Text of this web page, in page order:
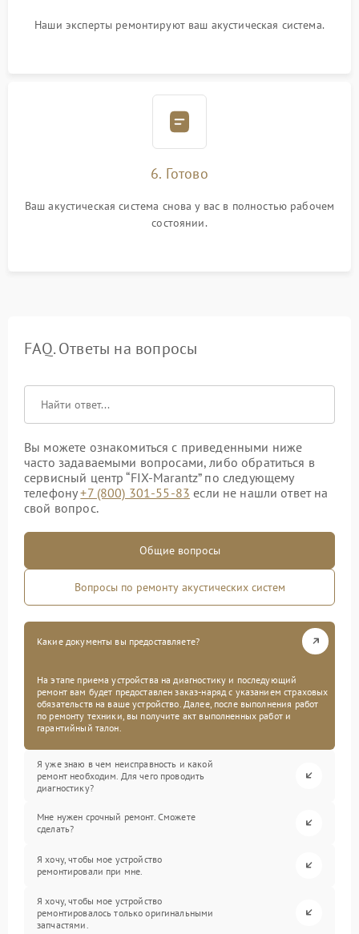
Наши эксперты ремонтируют ваш акустическая система.
6. Готово
Ваш акустическая система снова у вас в полностью рабочем
состоянии.
FAQ. Ответы на вопросы
Вы можете ознакомиться с приведенными ниже
часто задаваемыми вопросами, либо обратиться в
сервисный центр “FIX-Marantz” по следующему
телефону+7 (800) 301-55-83 если не нашли ответ на
свой вопрос.
Общие вопросы
Вопросы по ремонту акустических систем
Какие документы вы предоставляете?
На этапе приема устройства на диагностику и последующий
ремонт вам будет предоставлен заказ-наряд с указанием страховых
обязательств на ваше устройство. Далее, после выполнения работ
по ремонту техники, вы получите акт выполненных работ и
гарантийный талон.
Я уже знаю в чем неисправность и какой
ремонт необходим. Для чего проводить
диагностику?
Мне нужен срочный ремонт. Сможете
сделать?
Я хочу, чтобы мое устройство
ремонтировали при мне.
Я хочу, чтобы мое устройство
ремонтировалось только оригинальными
запчастями.